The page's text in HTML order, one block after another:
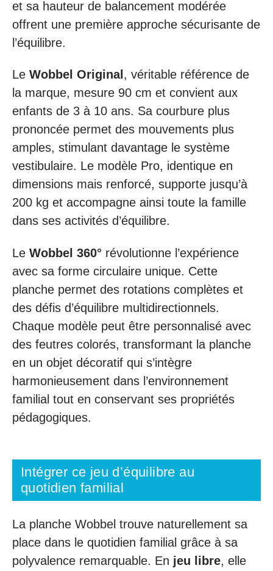
et sa hauteur de balancement modérée
offrent une première approche sécurisante de
l’équilibre.
Le Wobbel Original , véritable référence de
la marque, mesure 90 cm et convient aux
enfants de 3 à 10 ans. Sa courbure plus
prononcée permet des mouvements plus
amples, stimulant davantage le système
vestibulaire. Le modèle Pro, identique en
dimensions mais renforcé, supporte jusqu’à
200 kg et accompagne ainsi toute la famille
dans ses activités d’équilibre.
Le Wobbel 360° révolutionne l’expérience
avec sa forme circulaire unique. Cette
planche permet des rotations complètes et
des défis d’équilibre multidirectionnels.
Chaque modèle peut être personnalisé avec
des feutres colorés, transformant la planche
en un objet décoratif qui s’intègre
harmonieusement dans l’environnement
familial tout en conservant ses propriétés
pédagogiques.
Intégrer ce jeu d’équilibre au
quotidien familial
La planche Wobbel trouve naturellement sa
place dans le quotidien familial grâce à sa
polyvalence remarquable. En jeu libre, elle